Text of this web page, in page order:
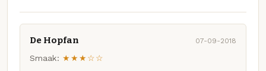
De Hopfan 07-09-2018
Smaak: ★★★☆☆